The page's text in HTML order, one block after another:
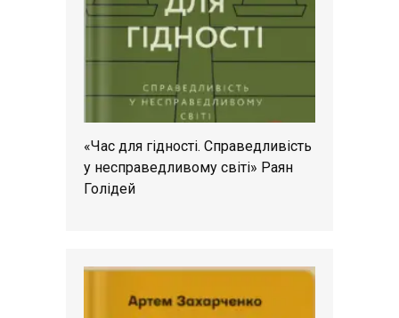
«Час для гідності. Справедливість
у несправедливому світі» Раян
Голідей